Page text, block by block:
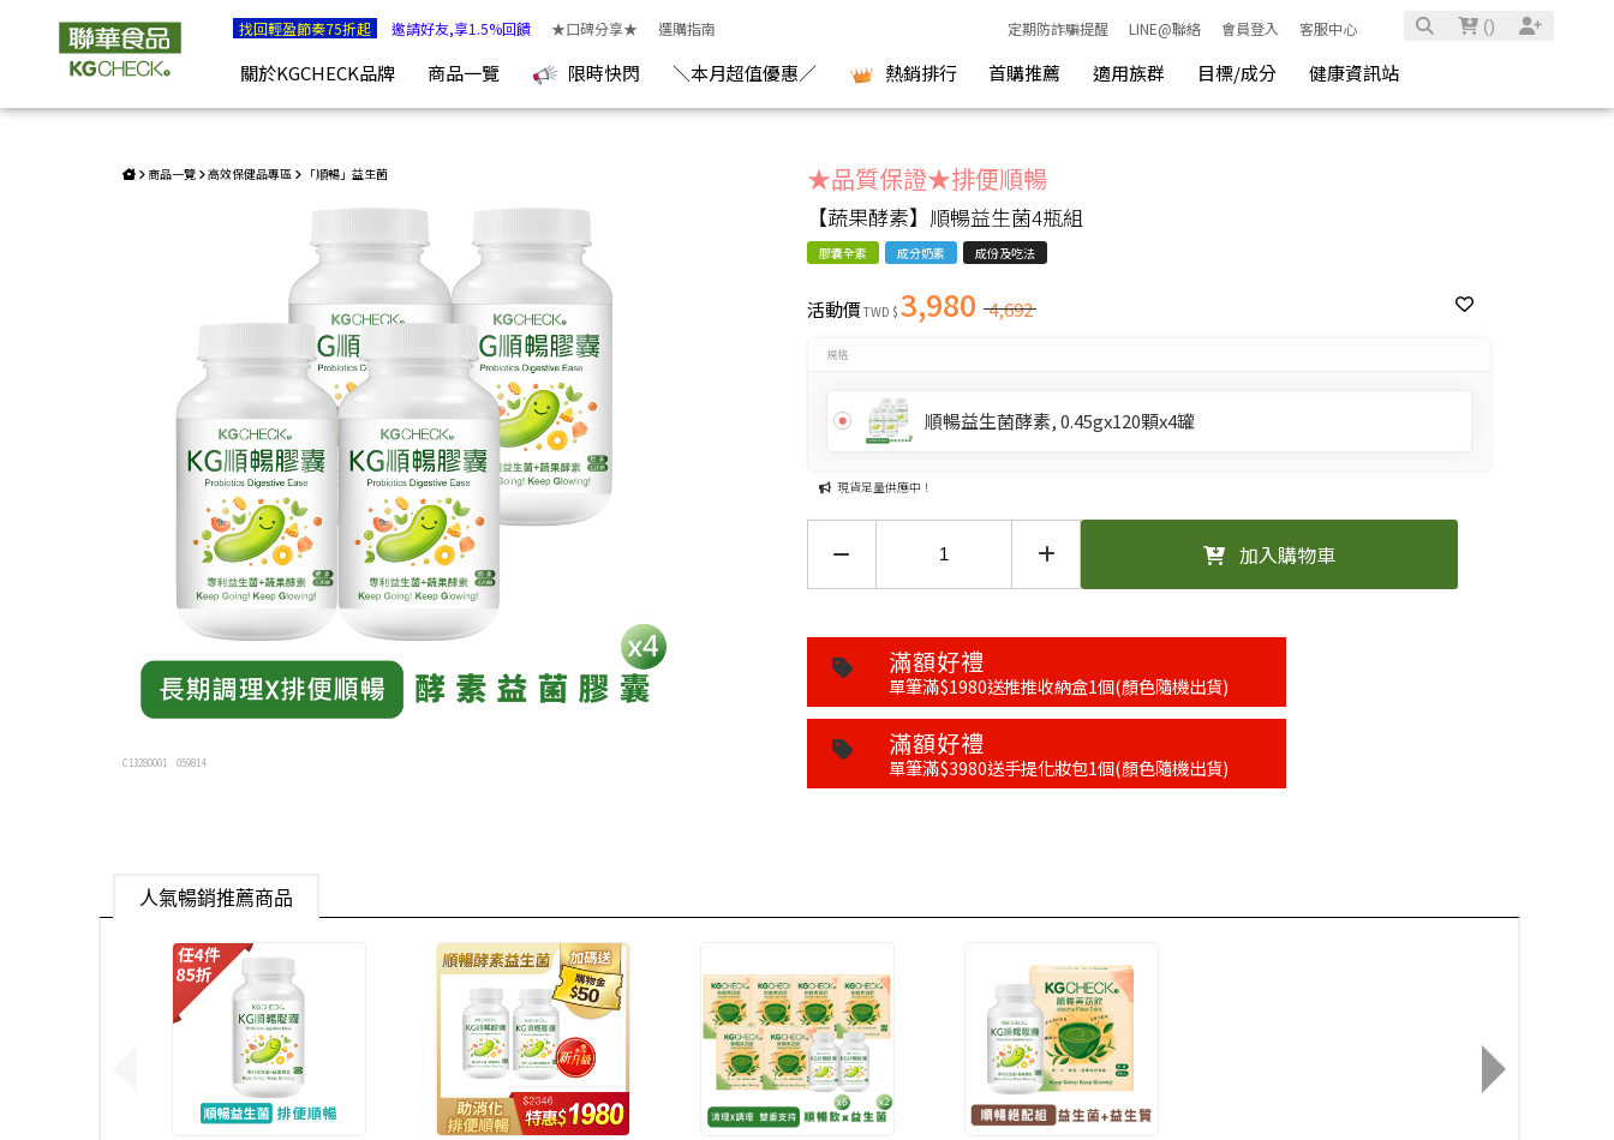
【蔬果酵素】順暢益生菌4瓶組 | KGCHECK聯華食品生醫研究室
找回輕盈節奏75折起 邀請好友,享1.5%回饋 ★口碑分享★ 選購指南 定期防詐騙提醒 LINE@聯絡 會員登入 客服中心 ()
關於KGCHECK品牌 商品一覽 限時快閃 ＼本月超值優惠／ 熱銷排行 首購推薦 適用族群 目標/成分 健康資訊站
商品一覽 高效保健品專區 「順暢」益生菌
C13280001 059814
★品質保證★排便順暢
【蔬果酵素】順暢益生菌4瓶組
膠囊全素 成分奶素 成份及吃法
活動價 TWD $ 3,980 4,692
規格
順暢益生菌酵素, 0.45gx120顆x4罐
現貨足量供應中！
加入購物車
滿額好禮
單筆滿$1980送推推收納盒1個(顏色隨機出貨)
滿額好禮
單筆滿$3980送手提化妝包1個(顏色隨機出貨)
人氣暢銷推薦商品